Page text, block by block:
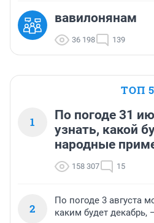
вавилонянам
36 198 139
ТОП 5
1
По погоде 31
узнать, какой
народные
158 307 15
2
По погоде 3 августа
каким будет